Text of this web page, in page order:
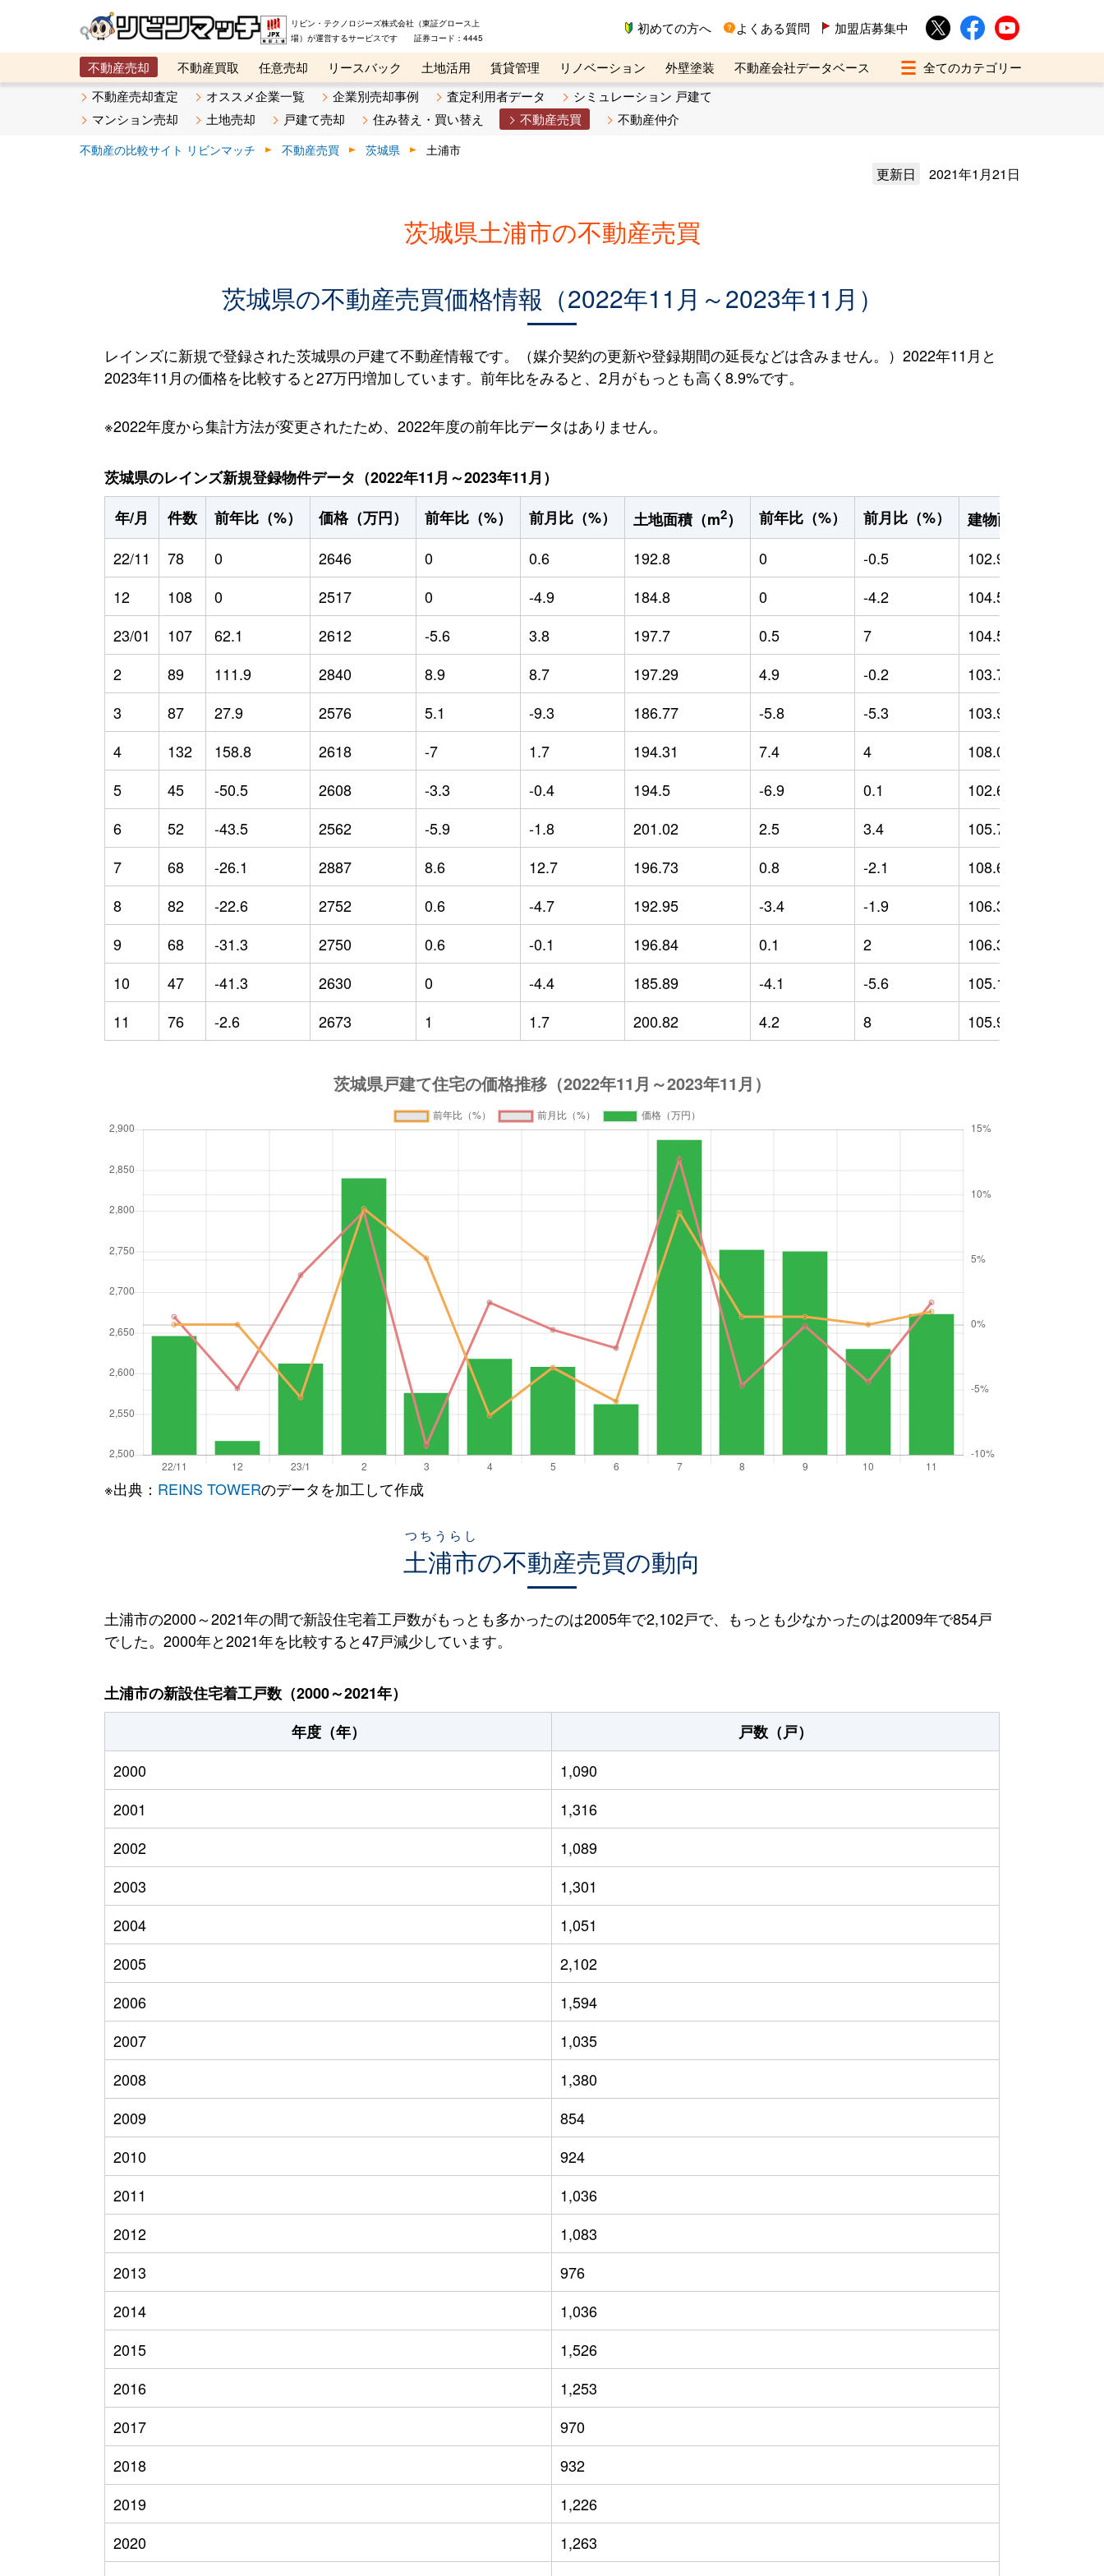
リビン・テクノロジーズ株式会社（東証グロース上
場）が運営するサービスです 証券コード：4445
初めての方へ よくある質問 加盟店募集中
不動産売却 不動産買取 任意売却 リースバック 土地活用 賃貸管理 リノベーション 外壁塗装
不動産会社データベース
メタ住宅展示場
ベスト不動産カンパニー オンライン講座 リビンマガジンBiz 不動産売却ご相談デスク
不動産売却査定 オススメ企業一覧 企業別売却事例 査定利用者データ
シミュレーション 戸建て
マンション売却
土地売却 戸建て売却 住み替え・買い替え 不動産売買 不動産仲介
不動産の比較サイト リビンマッチ 不動産売買 茨城県 土浦市
更新日 2021年1月21日
茨城県土浦市の不動産売買
茨城県の不動産売買価格情報（2022年11月～2023年11月）
レインズに新規で登録された茨城県の戸建て不動産情報です。（媒介契約の更新や登録期間の延長などは含みません。）2022年11月と
2023年11月の価格を比較すると27万円増加しています。前年比をみると、2月がもっとも高く8.9%です。
※2022年度から集計方法が変更されたため、2022年度の前年比データはありません。
茨城県のレインズ新規登録物件データ（2022年11月～2023年11月）
年/月
件数 前年比（%） 価格（万円） 前年比（%） 前月比（%） 土地面積（m2） 前年比（%） 前月比（%） 建物面積（m
22/11
78 0 2646 0 0.6 192.8 0 -0.5 102.97
12
108 0 2517 0 -4.9 184.8 0 -4.2 104.56
23/01
107 62.1 2612 -5.6 3.8 197.7 0.5 7 104.52
2
89 111.9 2840 8.9 8.7 197.29 4.9 -0.2 103.79
3
87 27.9 2576 5.1 -9.3 186.77 -5.8 -5.3 103.95
4
132 158.8 2618 -7 1.7 194.31 7.4 4 108.02
5
45 -50.5 2608 -3.3 -0.4 194.5 -6.9 0.1 102.67
6
52 -43.5 2562 -5.9 -1.8 201.02 2.5 3.4 105.71
7
68 -26.1 2887 8.6 12.7 196.73 0.8 -2.1 108.62
8
82 -22.6 2752 0.6 -4.7 192.95 -3.4 -1.9 106.35
9
68 -31.3 2750 0.6 -0.1 196.84 0.1 2 106.3
10
47 -41.3 2630 0 -4.4 185.89 -4.1 -5.6 105.13
11
76 -2.6 2673 1 1.7 200.82 4.2 8 105.93
※出典： REINS TOWERのデータを加工して作成
土浦市
つちうらし
の不動産売買の動向
土浦市の2000～2021年の間で新設住宅着工戸数がもっとも多かったのは2005年で2,102戸で、もっとも少なかったのは2009年で854戸
でした。2000年と2021年を比較すると47戸減少しています。
土浦市の新設住宅着工戸数（2000～2021年）
年度（年）
戸数（戸）
2000
1,090
2001
1,316
2002
1,089
2003
1,301
2004
1,051
2005
2,102
2006
1,594
2007
1,035
2008
1,380
2009
854
2010
924
2011
1,036
2012
1,083
2013
976
2014
1,036
2015
1,526
2016
1,253
2017
970
2018
932
2019
1,226
2020
1,263